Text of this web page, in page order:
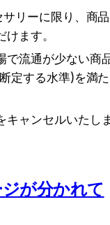
リーに限り、商品
ます。
で流通が少ない商
定する水準)を満た
キャンセルいたし
ジが分かれて